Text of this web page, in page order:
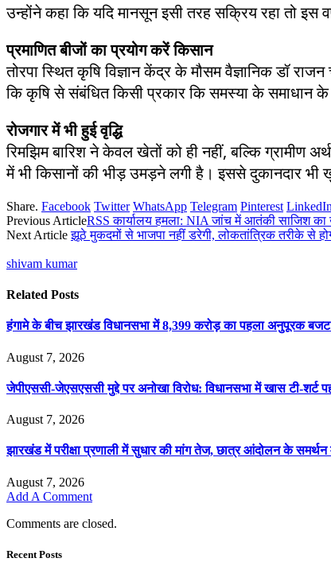
उन्होंने कहा कि यदि मानसून इसी तरह सक्रिय रहा तो इस
प्रमाणित बीजों का प्रयोग करें किसान
तोरपा स्थित कृषि विज्ञान केंद्र के मौसम वैज्ञानिक डॉ
कि कृषि से संबंधित किसी प्रकार कि समस्या के समाधान
रोजगार में भी हुई वृद्धि
रिमझिम बारिश ने केवल खेतों को ही नहीं, बल्कि ग्रामीण
में भी किसानों की भीड़ उमड़ने लगी है। इससे दुकानदार भी
Share. Facebook Twitter WhatsApp Telegram Pinterest LinkedIn
Previous ArticleRSS कार्यालय हमला: NIA जांच में आतंकी साजिश का
Next Articleझूठे मुकदमों से भाजपा नहीं डरेगी, लोकतांत्रिक तरीके से
shivam kumar
Related Posts
हंगामे के बीच झारखंड विधानसभा में 8,399 करोड़ का पहला अनुपूरक
August 7, 2026
जेपीएससी-जेएसएससी मुद्दे पर अनोखा विरोध: विधानसभा में खास टी-शर्ट
August 7, 2026
झारखंड में परीक्षा प्रणाली में सुधार की मांग तेज, छात्र आंदोलन के समर्थन
August 7, 2026
Add A Comment
Comments are closed.
Recent Posts